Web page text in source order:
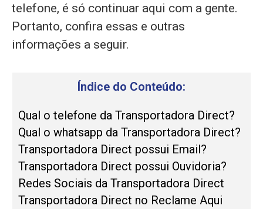
telefone, é só continuar aqui com a gente.
Portanto, confira essas e outras
informações a seguir.
Índice do Conteúdo:
Qual o telefone da Transportadora Direct?
Qual o whatsapp da Transportadora Direct?
Transportadora Direct possui Email?
Transportadora Direct possui Ouvidoria?
Redes Sociais da Transportadora Direct
Transportadora Direct no Reclame Aqui